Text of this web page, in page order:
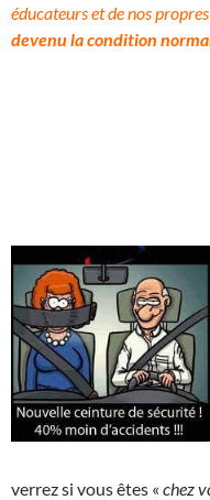
éducateurs et de nos
devenu la condition
verrez si vous êtes « chez